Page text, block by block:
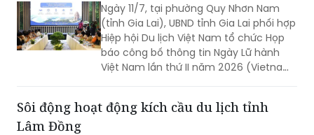
Ngày 11/7, tại phường Quy Nhơn Nam
(tỉnh Gia Lai), UBND tỉnh Gia Lai phối hợp
Hiệp hội Du lịch Việt Nam tổ chức Họp
báo công bố thông tin Ngày Lữ hành
Việt Nam lần thứ II năm 2026 (Vietnam
Sôi động hoạt động kích cầu du lịch tỉnh
Lâm Đồng